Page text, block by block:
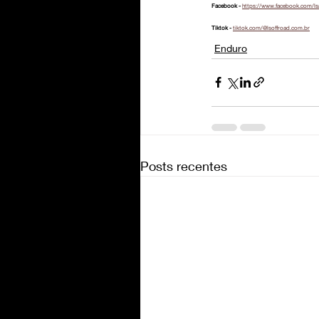
Facebook - https://www.facebook.com/
Tiktok - tiktok.com/@lsoffroad.com.br
Enduro
Posts recentes